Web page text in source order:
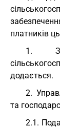
платників
1.
додається.
2.
та
2.1.